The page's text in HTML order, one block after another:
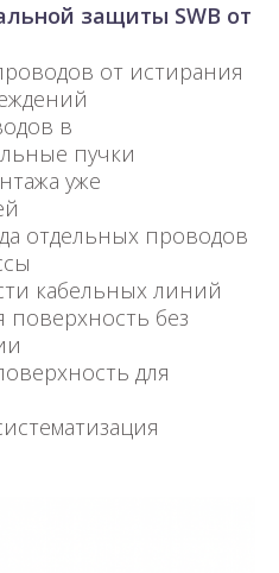
защиты SWB от
от истирания
в
пучки
уже
отдельных проводов
кабельных линий
поверхность без
для